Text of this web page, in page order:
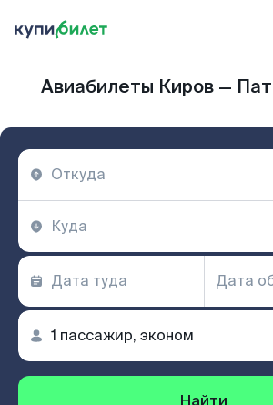
Авиабилеты Киров —
Найти